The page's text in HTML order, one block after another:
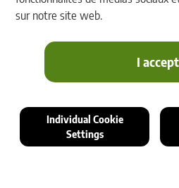
sur notre site web.
I accept
Individual Cookie
Settings
exploitation optimale de votre
rapidement à des
Nombre